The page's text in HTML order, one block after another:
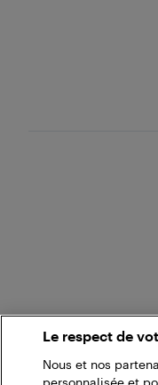
Le respect de
Nous et nos
personnalisée et